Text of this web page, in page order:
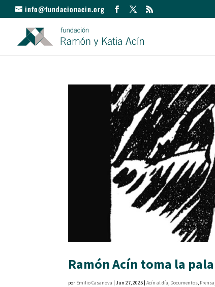
info@fundacionacin.org
Ramón Acín toma la
por Emilio Casanova |Jun 27, 2025 |Acín al día, Documentos, Prensa,